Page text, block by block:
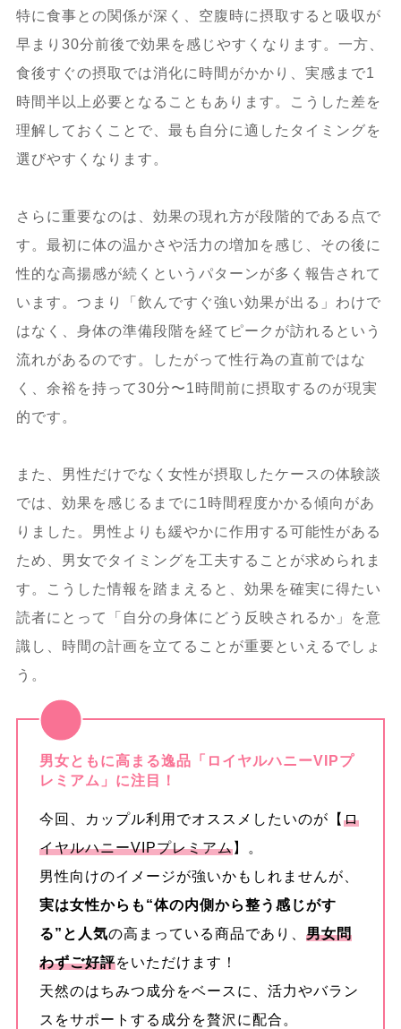
特に食事との関係が深く、空腹時に摂取すると吸収が
早まり30分前後で効果を感じやすくなります。一方、
食後すぐの摂取では消化に時間がかかり、実感まで1
時間半以上必要となることもあります。こうした差を
理解しておくことで、最も自分に適したタイミングを
選びやすくなります。
さらに重要なのは、効果の現れ方が段階的である点で
す。最初に体の温かさや活力の増加を感じ、その後に
性的な高揚感が続くというパターンが多く報告されて
います。つまり「飲んですぐ強い効果が出る」わけで
はなく、身体の準備段階を経てピークが訪れるという
流れがあるのです。したがって性行為の直前ではな
く、余裕を持って30分〜1時間前に摂取するのが現実
的です。
また、男性だけでなく女性が摂取したケースの体験談
では、効果を感じるまでに1時間程度かかる傾向があ
りました。男性よりも緩やかに作用する可能性がある
ため、男女でタイミングを工夫することが求められま
す。こうした情報を踏まえると、効果を確実に得たい
読者にとって「自分の身体にどう反映されるか」を意
識し、時間の計画を立てることが重要といえるでしょ
う。
男女ともに高まる逸品「ロイヤルハニーVIPプ
レミアム」に注目！
今回、カップル利用でオススメしたいのが【 ロ
イヤルハニーVIPプレミアム】。
男性向けのイメージが強いかもしれませんが、
実は女性からも“体の内側から整う感じがす
る”と人気の高まっている商品であり、 男女問
わずご好評をいただけます！
天然のはちみつ成分をベースに、活力やバラン
スをサポートする成分を贅沢に配合。